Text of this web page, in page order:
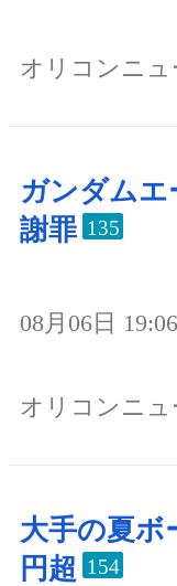
オリコンニュ
ガンダムエ
謝罪 135
08月06日 19:06
オリコンニュ
大手の夏ボ
円超 154